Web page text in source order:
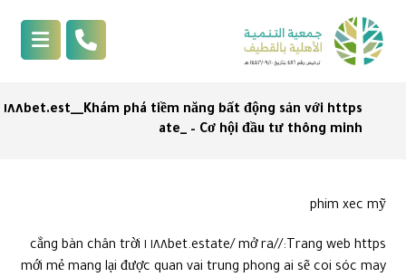
Khám phá tiềm năng bất động sản với https__١٨٨bet.est
ate_ – Cơ hội đầu tư thông minh
phim xec mỹ
Trang web https://١٨٨bet.estate/ mở ra ١ cẳng bàn chân trời
mới mẻ mang lại được quan vai trung phong ai sẽ coi sóc may